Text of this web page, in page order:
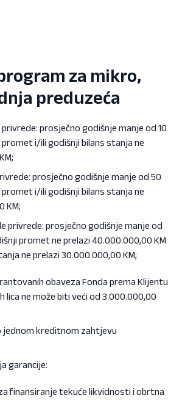
za mikro,
preduzeća
prosječno godišnje manje od 10
promet i/ili godišnji bilans stanja ne
prosječno godišnje manje od 50
promet i/ili godišnji bilans stanja ne
KM;
privrede: prosječno godišnje manje od
promet ne prelazi 40.000.000,00 KM
ne prelazi 30.000.000,00 KM;
obaveza Fonda prema Klijentu
lica ne može biti veći od 3.000.000,00
jednom kreditnom zahtjevu
garancije:
finansiranje tekuće likvidnosti i obrtna